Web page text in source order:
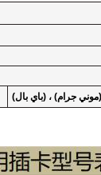
جرام) ، (باي بال)